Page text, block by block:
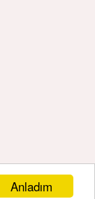
Anladım